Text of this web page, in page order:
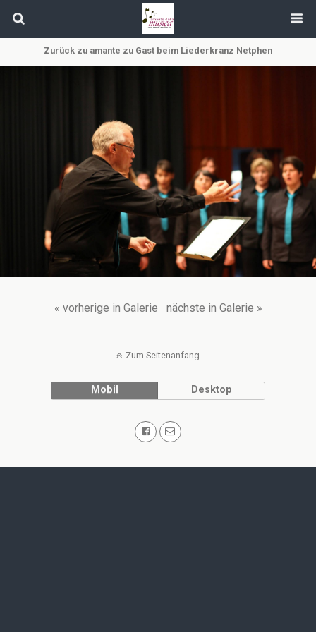
Zurück zu amante zu Gast beim Liederkranz Netphen
« vorherige in Galerie nächste in Galerie »
Zum Seitenanfang
Mobil Desktop